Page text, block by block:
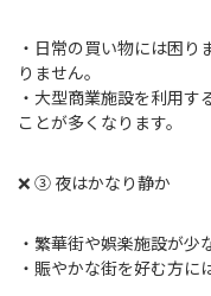
・日常の買い物には困
りません。
・大型商業施設を利用
ことが多くなります。
❌ ③ 夜はかなり静か
・繁華街や娯楽施設が少
・賑やかな街を好む方に